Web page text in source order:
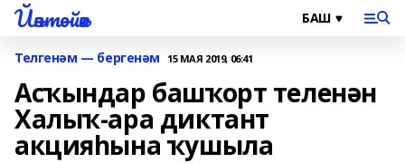
Йәнтөйәк
Телгенәм — бергенәм 15 МАЯ 2019, 06:41
Асҡындар башҡорт теленән
Халыҡ-ара диктант
акцияһына ҡушыла